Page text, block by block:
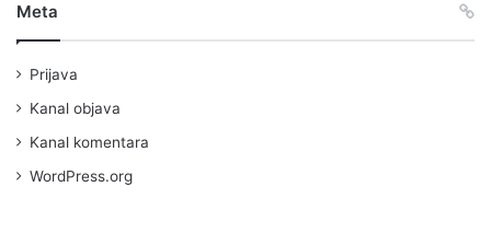
Meta
Prijava
Kanal objava
Kanal komentara
WordPress.org